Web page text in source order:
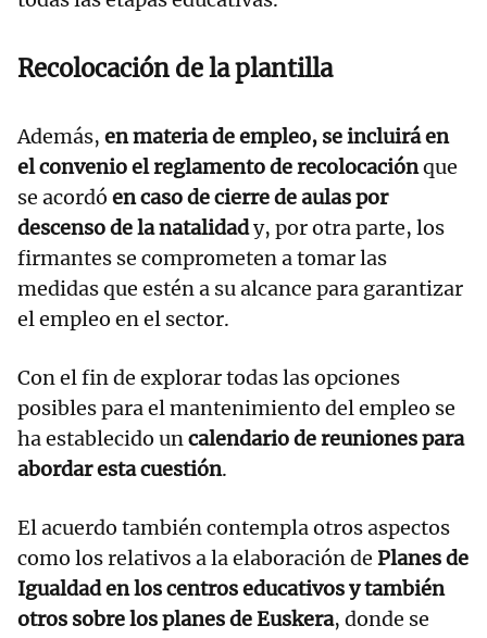
Recolocación de la plantilla
Además, en materia de empleo, se incluirá en
el convenio el reglamento de recolocaciónque
se acordó en caso de cierre de aulas por
descenso de la natalidady, por otra parte, los
firmantes se comprometen a tomar las
medidas que estén a su alcance para garantizar
el empleo en el sector.
Con el fin de explorar todas las opciones
posibles para el mantenimiento del empleo se
ha establecido uncalendario de reuniones para
abordar esta cuestión.
El acuerdo también contempla otros aspectos
como los relativos a la elaboración de Planes de
Igualdad en los centros educativos y también
otros sobre los planes de Euskera, donde se